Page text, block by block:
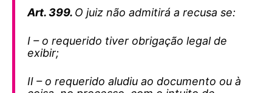
Art. 399. O juiz não admitirá a recusa se:
I – o requerido tiver obrigação legal de
exibir;
II – o requerido aludiu ao documento ou à